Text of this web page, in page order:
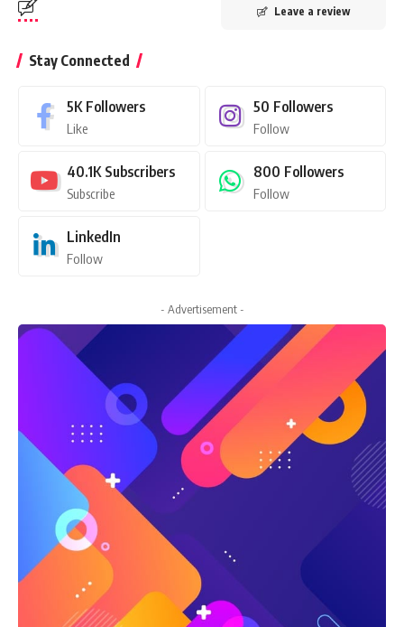
Leave a review
Stay Connected
5K Followers
Like
50 Followers
Follow
40.1K Subscribers
Subscribe
800 Followers
Follow
LinkedIn
Follow
- Advertisement -